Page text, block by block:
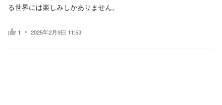
る世界には楽しみしかありません。
1 2025年2月9日 11:53